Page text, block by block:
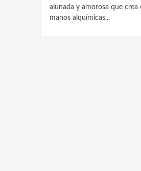
alunada y amorosa que crea
manos alquímicas...